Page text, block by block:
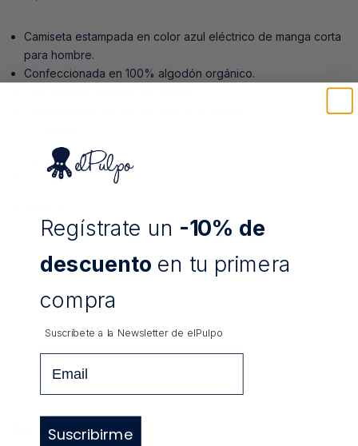
Camiseta estampada en color azul eléctrico de manga corta
para hombre.
Confeccionada en 100% algodón orgánico.
Composición
Envíos y Devoluciones
COMPARTIR
GUÍA DE TALLAS
Newsletter
Regístrate un -10% de
descuento en tu primera
compra
Suscríbete a la Newsletter de elPulpo
Suscribirme